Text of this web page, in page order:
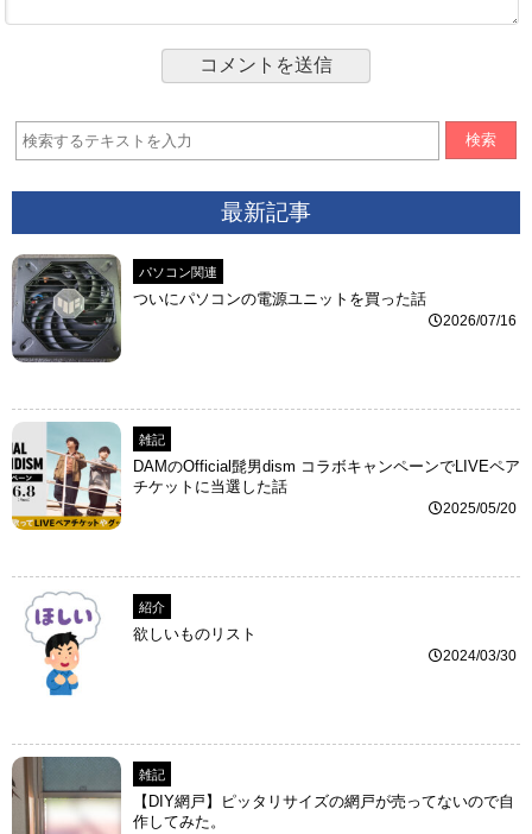
検索
最新記事
パソコン関連
ついにパソコンの電源ユニットを買った話
2026/07/16
雑記
DAMのOfficial髭男dism コラボキャンペーンでLIVEペア
チケットに当選した話
2025/05/20
紹介
欲しいものリスト
2024/03/30
雑記
【DIY網戸】ピッタリサイズの網戸が売ってないので自
作してみた。